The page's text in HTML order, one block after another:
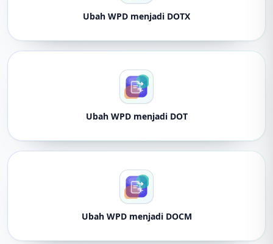
Ubah WPD menjadi DOTX
Ubah WPD menjadi DOT
Ubah WPD menjadi DOCM